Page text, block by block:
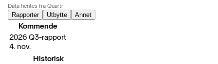
Data hentes fra Quartr
Rapporter Utbytte Annet
Kommende
2026 Q3-rapport
4. nov.
Historisk